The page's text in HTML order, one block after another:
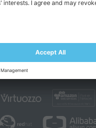
сайтом занимается
просто создать для них
FTP
способ более удобен,
управление доступом к
с помощью менеджера